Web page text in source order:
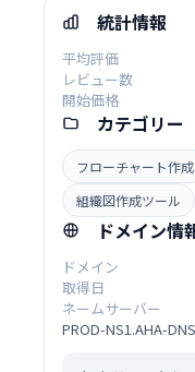
統計情報
平均評価
レビュー数
開始価格
カテゴリー
フローチャート作成
組織図作成ツール
ドメイン情
ドメイン
取得日
ネームサーバー
PROD-NS1.AHA-